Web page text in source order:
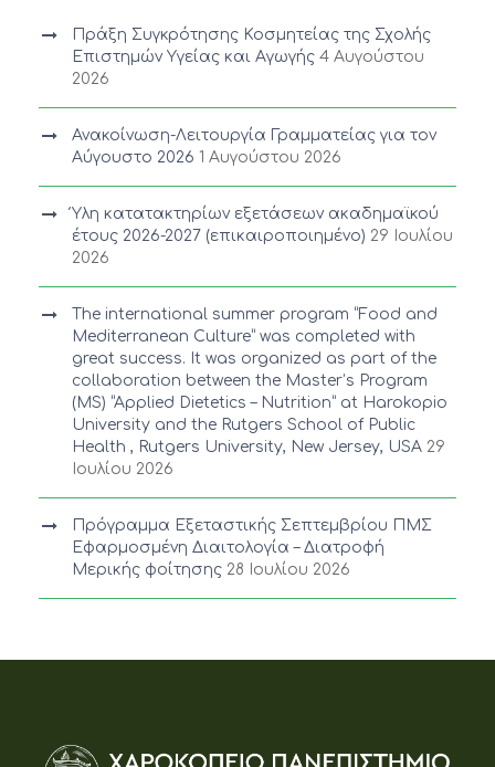
Πράξη Συγκρότησης Κοσμητείας της Σχολής
Επιστημών Υγείας και Αγωγής 4 Αυγούστου
2026
Ανακοίνωση-Λειτουργία Γραμματείας για τον
Αύγουστο 2026 1 Αυγούστου 2026
Ύλη κατατακτηρίων εξετάσεων ακαδημαϊκού
έτους 2026-2027 (επικαιροποιημένο) 29 Ιουλίου
2026
The international summer program “Food and
Mediterranean Culture” was completed with
great success. It was organized as part of the
collaboration between the Master’s Program
(MS) “Applied Dietetics – Nutrition” at Harokopio
University and the Rutgers School of Public
Health , Rutgers University, New Jersey, USA 29
Ιουλίου 2026
Πρόγραμμα Εξεταστικής Σεπτεμβρίου ΠΜΣ
Εφαρμοσμένη Διαιτολογία – Διατροφή
Μερικής φοίτησης 28 Ιουλίου 2026